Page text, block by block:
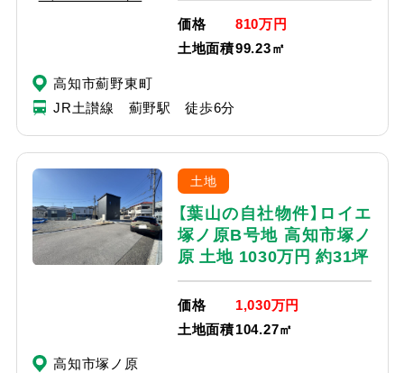
価格
810万円
土地面積99.23㎡
高知市薊野東町
JR土讃線 薊野駅 徒歩6分
土地
【葉山の自社物件】ロイエ
塚ノ原B号地 高知市塚ノ
原 土地 1030万円 約31坪
価格
1,030万円
土地面積104.27㎡
高知市塚ノ原